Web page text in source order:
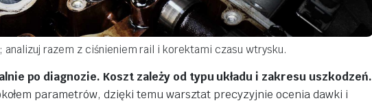
analizuj razem z ciśnieniem rail i korektami czasu wtrysku.
po diagnozie. Koszt zależy od typu układu i zakresu uszkodzeń.
parametrów, dzięki temu warsztat precyzyjnie ocenia dawki i